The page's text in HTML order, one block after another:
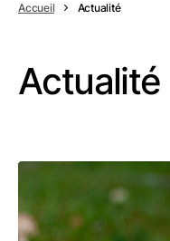
Accueil Actualité
Actualité